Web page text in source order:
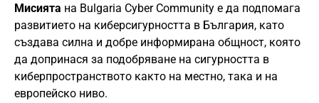
Мисията на Bulgaria Cyber Community е да подпомага
развитието на киберсигурността в България, като
създава силна и добре информирана общност, която
да допринася за подобряване на сигурността в
киберпространството както на местно, така и на
европейско ниво.